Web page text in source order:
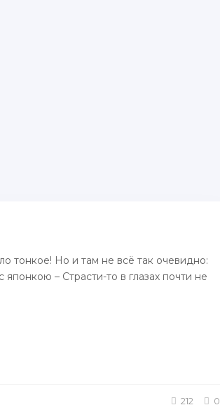
тонкое! Но и там не всё так очевидно:
японкою – Страсти-то в глазах почти не
212 0